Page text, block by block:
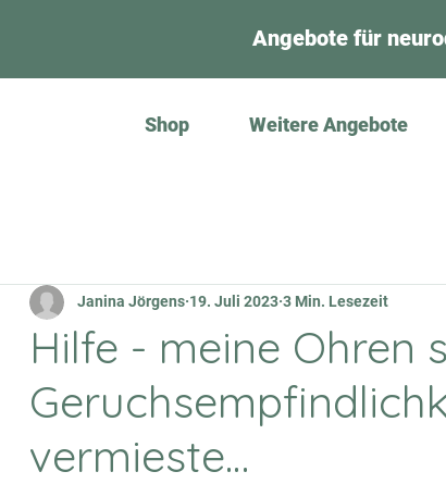
Angebote für
Shop Weitere Angebote
Hilfe - meine Ohren
vermieste…
Janina Jörgens 19. Juli 2023 3 Min. Lesezeit